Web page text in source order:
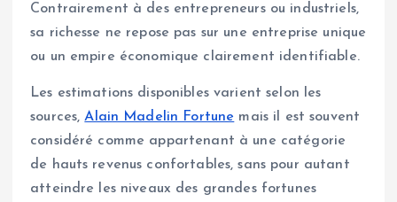
Contrairement à des entrepreneurs ou industriels,
sa richesse ne repose pas sur une entreprise unique
ou un empire économique clairement identifiable.
Les estimations disponibles varient selon les
sources,Alain Madelin Fortune mais il est souvent
considéré comme appartenant à une catégorie
de hauts revenus confortables, sans pour autant
atteindre les niveaux des grandes fortunes